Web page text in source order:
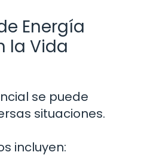
Energía
la Vida
se puede
situaciones.
incluyen: